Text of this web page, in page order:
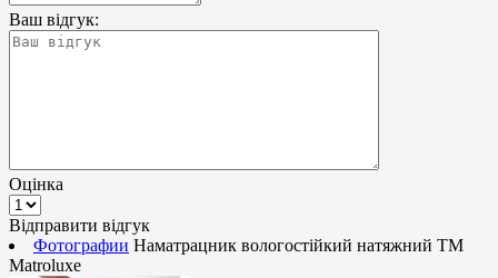
Ваш відгук:
Оцінка
Відправити відгук
Фотографии Наматрацник вологостійкий натяжний ТМ
Matroluxe